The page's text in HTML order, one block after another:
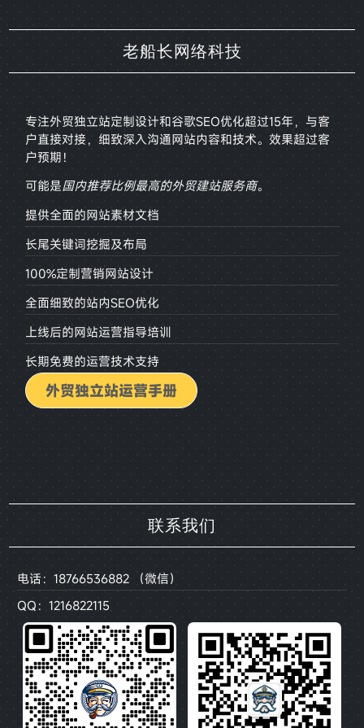
老船长网络科技
专注外贸独立站定制设计和谷歌SEO优化超过15年，与客
户直接对接， 细致深入沟通网站内容和技术。效果超过客
户预期！
可能是国内推荐比例最高的外贸建站服务商。
提供全面的网站素材文档
长尾关键词挖掘及布局
100%定制营销网站设计
全面细致的站内SEO优化
上线后的网站运营指导培训
长期免费的运营技术支持
外贸独立站运营手册
联系我们
电话：18766536882 （微信）
QQ：1216822115